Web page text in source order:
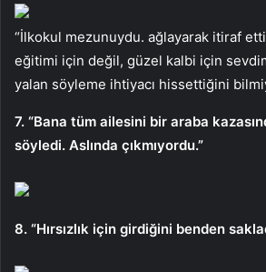
“İlkokul mezunuydu. ağlayarak itiraf
eğitimi için değil, güzel kalbi için
yalan söyleme ihtiyacı hissettiğini
7. “Bana tüm ailesini bir araba
söyledi. Aslında çıkmıyordu.”
8. “Hırsızlık için girdiğini benden